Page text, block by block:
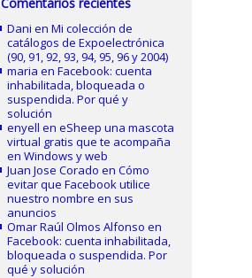
Dani enMi colección de
catálogos de Expoelectrónica
(90, 91, 92, 93, 94, 95, 96 y 2004)
maria enFacebook: cuenta
inhabilitada, bloqueada o
suspendida. Por qué y
solución
enyell eneSheep una mascota
virtual gratis que te acompaña
en Windows y web
Juan Jose Corado enCómo
evitar que Facebook utilice
nuestro nombre en sus
anuncios
Omar Raúl Olmos Alfonso en
Facebook: cuenta inhabilitada,
bloqueada o suspendida. Por
qué y solución